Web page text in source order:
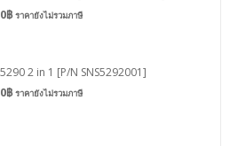
฿ ราคายังไม่รวมภาษี
2 in 1 [P/N SNS5292001]
฿ ราคายังไม่รวมภาษี